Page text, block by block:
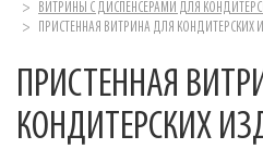
ВИТРИНЫ С ДИСПЕНСЕРАМИ ДЛЯ
ПРИСТЕННАЯ ВИТРИНА ДЛЯ КОНДИТЕРСКИХ
ПРИСТЕННАЯ
КОНДИТЕРСКИХ